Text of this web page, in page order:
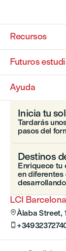
Recursos
Futuros
Ayuda
LCI Barcelona
Àlaba Street,

Inicia tu
Tardarás
pasos del
Destinos
Enriquece tu
en diferentes